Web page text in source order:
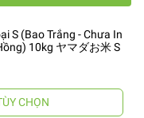
S (Bao Trắng - Chưa In
10kg ヤマダお米 S
CHỌN